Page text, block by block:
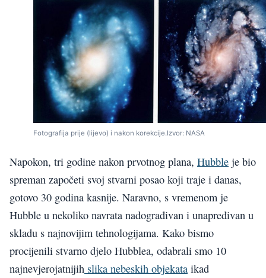
Fotografija prije (lijevo) i nakon korekcije.Izvor: NASA
Napokon, tri godine nakon prvotnog plana, Hubble je bio
spreman započeti svoj stvarni posao koji traje i danas,
gotovo 30 godina kasnije. Naravno, s vremenom je
Hubble u nekoliko navrata nadograđivan i unapređivan u
skladu s najnovijim tehnologijama. Kako bismo
procijenili stvarno djelo Hubblea, odabrali smo 10
najnevjerojatnijih slika nebeskih objekata ikad